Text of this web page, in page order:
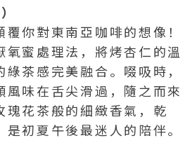
你對東南亞咖啡的想像！
氧蜜處理法，將烤杏仁的溫
茶感完美融合。啜吸時，
風味在舌尖滑過，隨之而來
瑰花茶般的細緻香氣，乾
初夏午後最迷人的陪伴。